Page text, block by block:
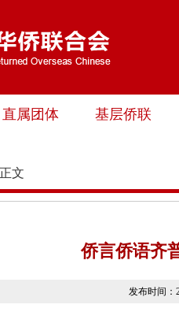
直属团体 基层侨联
正文
侨言侨语齐
发布时间